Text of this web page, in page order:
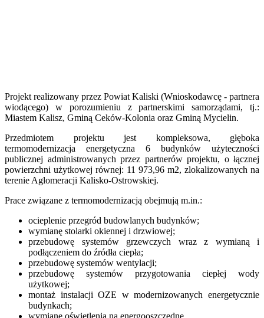
Projekt realizowany przez Powiat Kaliski (Wnioskodawcę - partnera
wiodącego) w porozumieniu z partnerskimi samorządami, tj.:
Miastem Kalisz, Gminą Ceków-Kolonia oraz Gminą Mycielin.
Przedmiotem projektu jest kompleksowa, głęboka
termomodernizacja energetyczna 6 budynków użyteczności
publicznej administrowanych przez partnerów projektu, o łącznej
powierzchni użytkowej równej: 11 973,96 m2, zlokalizowanych na
terenie Aglomeracji Kalisko-Ostrowskiej.
Prace związane z termomodernizacją obejmują m.in.:
ocieplenie przegród budowlanych budynków;
wymianę stolarki okiennej i drzwiowej;
przebudowę systemów grzewczych wraz z wymianą i
podłączeniem do źródła ciepła;
przebudowę systemów wentylacji;
przebudowę systemów przygotowania ciepłej wody
użytkowej;
montaż instalacji OZE w modernizowanych energetycznie
budynkach;
wymianę oświetlenia na energooszczędne.